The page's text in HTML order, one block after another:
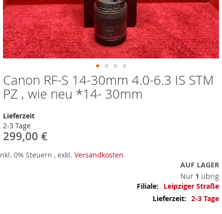
Canon RF-S 14-30mm 4.0-6.3 IS STM
PZ , wie neu *14- 30mm
Lieferzeit
2-3 Tage
299,00 €
0% Steuern , exkl. Versandkosten
AUF LAGER
Nur 1 übrig
Mehr
Informationen
Leipziger Straße
2-3 Tage
Zum
Anfang
der
springen